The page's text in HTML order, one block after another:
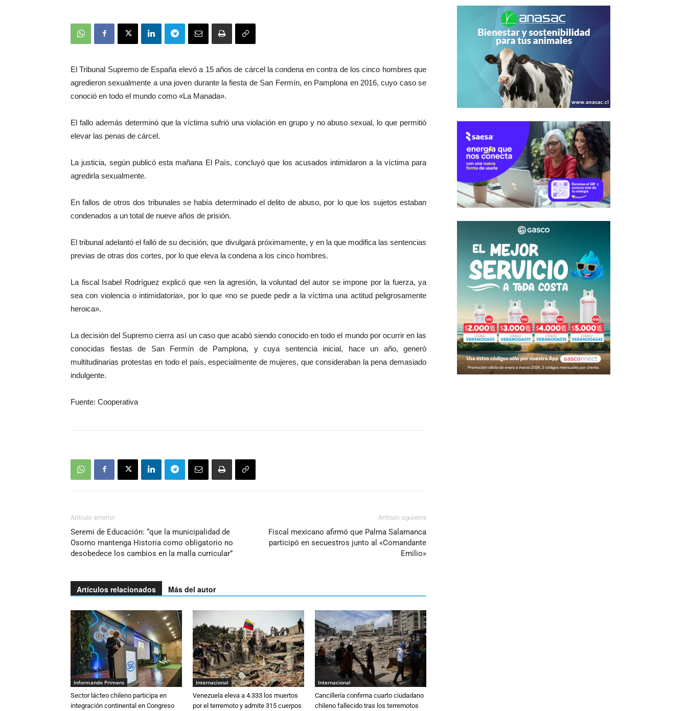
El Tribunal Supremo de España elevó a 15 años de cárcel la condena en contra de los cinco hombres que
agredieron sexualmente a una joven durante la fiesta de San Fermín, en Pamplona en 2016, cuyo caso se
conoció en todo el mundo como «La Manada».
El fallo además determinó que la víctima sufrió una violación en grupo y no abuso sexual, lo que permitió
elevar las penas de cárcel.
La justicia, según publicó esta mañana El País, concluyó que los acusados intimidaron a la víctima para
agredirla sexualmente.
En fallos de otros dos tribunales se había determinado el delito de abuso, por lo que los sujetos estaban
condenados a un total de nueve años de prisión.
El tribunal adelantó el falló de su decisión, que divulgará próximamente, y en la que modifica las sentencias
previas de otras dos cortes, por lo que eleva la condena a los cinco hombres.
La fiscal Isabel Rodríguez explicó que «en la agresión, la voluntad del autor se impone por la fuerza, ya
sea con violencia o intimidatoria», por lo que «no se puede pedir a la víctima una actitud peligrosamente
heroica».
La decisión del Supremo cierra así un caso que acabó siendo conocido en todo el mundo por ocurrir en las
conocidas fiestas de San Fermín de Pamplona, y cuya sentencia inicial, hace un año, generó
multitudinarias protestas en todo el país, especialmente de mujeres, que consideraban la pena demasiado
indulgente.
Fuente: Cooperativa
Artículo anterior
Seremi de Educación: “que la municipalidad de
Osorno mantenga Historia como obligatorio no
desobedece los cambios en la malla curricular”
Artículo siguiente
Fiscal mexicano afirmó que Palma Salamanca
participó en secuestros junto al «Comandante
Emilio»
Artículos relacionados Más del autor
Informando Primero
Sector lácteo chileno participa en
integración continental en Congreso
Internacional
Venezuela eleva a 4.333 los muertos
por el terremoto y admite 315 cuerpos
Internacional
Cancillería confirma cuarto ciudadano
chileno fallecido tras los terremotos